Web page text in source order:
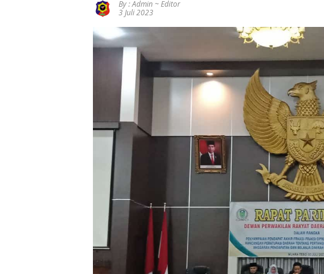
By : Admin ~ Editor
3 Juli 2023
Rimbo
Salurkan
MBG Sesuai
Segar dan
Berbahan
Baku Baru
Kejati
Tebo
Bangsa
Paskibraka,
Beri
Perlengkap
an Latihan